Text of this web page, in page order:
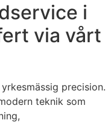
i
via vårt
precision.
teknik som